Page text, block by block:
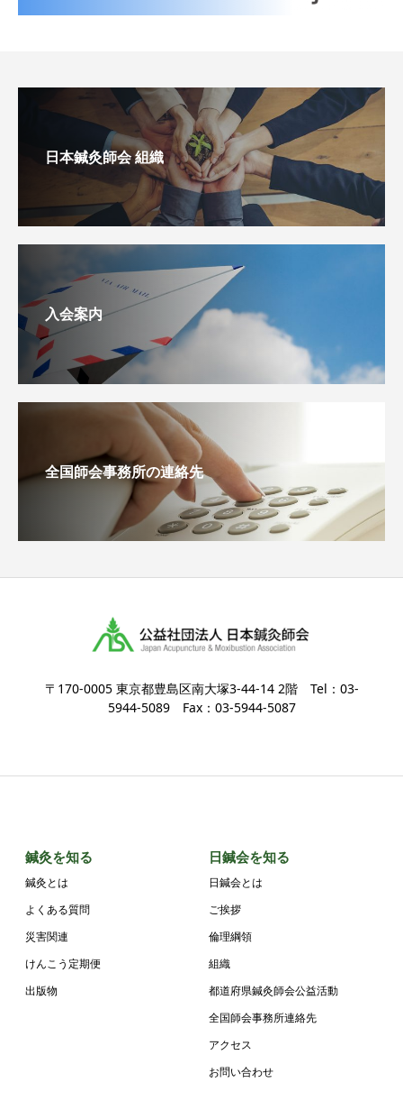
日本鍼灸師会 組織
入会案内
全国師会事務所の連絡先
〒170-0005 東京都豊島区南大塚3-44-14 2階 Tel：03-
5944-5089 Fax：03-5944-5087
鍼灸を知る
鍼灸とは
よくある質問
災害関連
けんこう定期便
出版物
日鍼会を知る
日鍼会とは
ご挨拶
倫理綱領
組織
都道府県鍼灸師会公益活動
全国師会事務所連絡先
アクセス
お問い合わせ